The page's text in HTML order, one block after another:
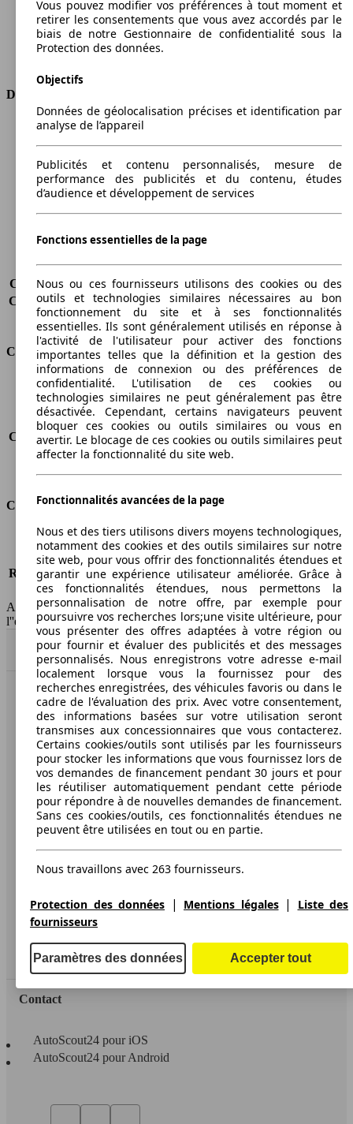
Carburant
Essence
Cylindres
4
Transmission
Boîte manuelle
Dimensions
Longueur
Hauteur
1860 mm
Largeur
1860 mm
Empattement
2803 mm
Poids maximum
2435 kg
Charge maximale
770 kg
Charge sur toit
-
Capacité de remorquage (sans freins) 750 kg
Capacité de remorquage (avec freins) 1800 kg
Volume du coffre
291 - 2860 l
Consommation
Émissions de CO2*
224 g/km (komb.)
Consommation (ville)
12.6 l/100km
Consommation (route)
7.6 l/100km
Consommation (combinée)* 9.4 l/100km
Classe d'émissions
Euro 4
Capacité du réservoir
83 l
Classes d'assurance
Tous risques
-
Risques partiels
-
Responsabilité civile -
HSN/TSN
MRE16x6Hxxxx/JK09A6
AutoScout24 France SAS décline toute responsabilité concernant
l''exactitude des indications fournies.
Haut
AutoScout24: la plus grande plateforme en ligne de
voitures en Europe
AutoScout24
A propos d'AutoScout24
Conditions d'utilisation
Protection des données
Accessibility Statement
Espace Pro
Contact
AutoScout24 pour iOS
AutoScout24 pour Android
Vous pouvez modifier vos préférences à tout moment et
retirer les consentements que vous avez accordés par le
biais de notre Gestionnaire de confidentialité sous la
Protection des données.
Objectifs
Données de géolocalisation précises et identification par
analyse de l’appareil
Publicités et contenu personnalisés, mesure de
performance des publicités et du contenu, études
d’audience et développement de services
Fonctions essentielles de la page
Nous ou ces fournisseurs utilisons des cookies ou des
outils et technologies similaires nécessaires au bon
fonctionnement du site et à ses fonctionnalités
essentielles. Ils sont généralement utilisés en réponse à
l'activité de l'utilisateur pour activer des fonctions
importantes telles que la définition et la gestion des
informations de connexion ou des préférences de
confidentialité. L'utilisation de ces cookies ou
technologies similaires ne peut généralement pas être
désactivée. Cependant, certains navigateurs peuvent
bloquer ces cookies ou outils similaires ou vous en
avertir. Le blocage de ces cookies ou outils similaires peut
affecter la fonctionnalité du site web.
Fonctionnalités avancées de la page
Nous et des tiers utilisons divers moyens technologiques,
notamment des cookies et des outils similaires sur notre
site web, pour vous offrir des fonctionnalités étendues et
garantir une expérience utilisateur améliorée. Grâce à
ces fonctionnalités étendues, nous permettons la
personnalisation de notre offre, par exemple pour
poursuivre vos recherches lors;une visite ultérieure, pour
vous présenter des offres adaptées à votre région ou
pour fournir et évaluer des publicités et des messages
personnalisés. Nous enregistrons votre adresse e-mail
localement lorsque vous la fournissez pour des
recherches enregistrées, des véhicules favoris ou dans le
cadre de l'évaluation des prix. Avec votre consentement,
des informations basées sur votre utilisation seront
transmises aux concessionnaires que vous contacterez.
Certains cookies/outils sont utilisés par les fournisseurs
pour stocker les informations que vous fournissez lors de
vos demandes de financement pendant 30 jours et pour
les réutiliser automatiquement pendant cette période
pour répondre à de nouvelles demandes de financement.
Sans ces cookies/outils, ces fonctionnalités étendues ne
peuvent être utilisées en tout ou en partie.
Nous travaillons avec 263 fournisseurs.
Protection des données | Mentions légales|
Liste des
fournisseurs
Paramètres des données Accepter tout